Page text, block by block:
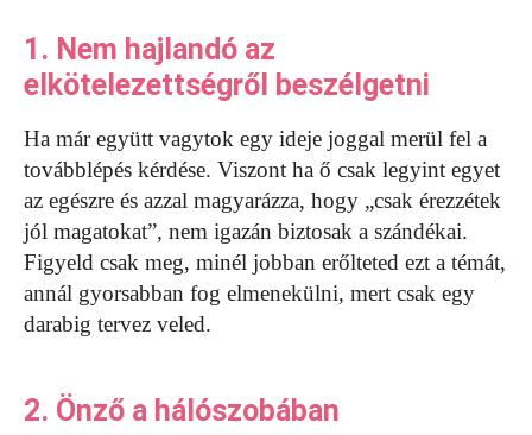
1. Nem hajlandó az
elkötelezettségről beszélgetni
Ha már együtt vagytok egy ideje joggal merül fel a
továbblépés kérdése. Viszont ha ő csak legyint egyet
az egészre és azzal magyarázza, hogy „csak érezzétek
jól magatokat”, nem igazán biztosak a szándékai.
Figyeld csak meg, minél jobban erőlteted ezt a témát,
annál gyorsabban fog elmenekülni, mert csak egy
darabig tervez veled.
2. Önző a hálószobában